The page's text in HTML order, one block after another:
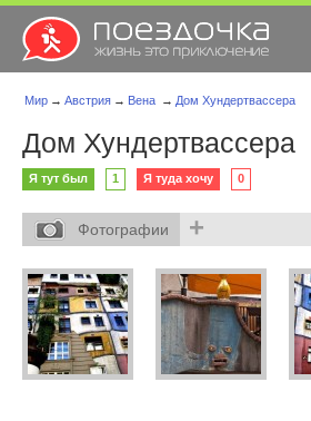
Мир → Австрия → Вена → Дом Хундертвассера
Дом Хундертвассера
Я тут был 1 Я туда хочу 0
Фотографии +